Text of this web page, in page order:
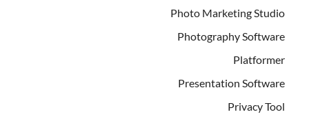
Photo Marketing Studio
Photography Software
Platformer
Presentation Software
Privacy Tool